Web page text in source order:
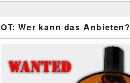
OT: Wer kann das Anbieten?